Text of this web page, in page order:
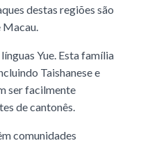
destas regiões são
Macau.
Yue. Esta família
Taishanese e
ser facilmente
de cantonês.
comunidades